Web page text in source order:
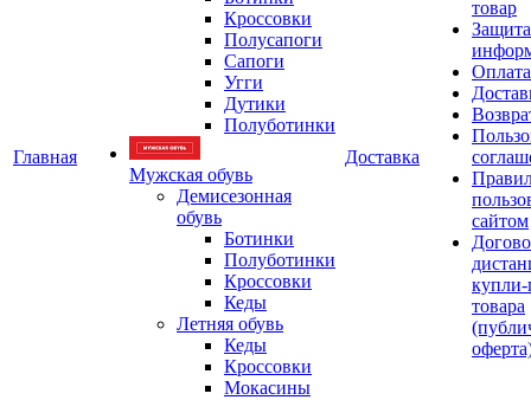
Главная
Кроссовки
Полусапоги
Сапоги
Угги
Дутики
Полуботинки
Мужская обувь
Демисезонная
обувь
Ботинки
Полуботинки
Кроссовки
Кеды
Летняя обувь
Кеды
Кроссовки
Мокасины
Доставка
товар
Защита
Оплата
сайтом
товара